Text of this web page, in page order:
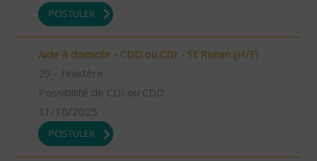
POSTULER
Aide à domicile - CDD ou CDI - St Renan (H/F)
29 - Finistère
Possibilité de CDI ou CDD
31/10/2025
POSTULER